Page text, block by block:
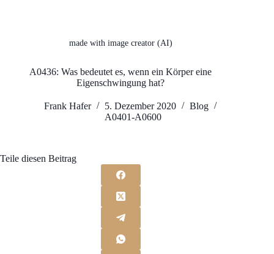
made with image creator (AI)
A0436: Was bedeutet es, wenn ein Körper eine
Eigenschwingung hat?
Frank Hafer 5. Dezember 2020
Blog
A0401-A0600
Teile diesen Beitrag